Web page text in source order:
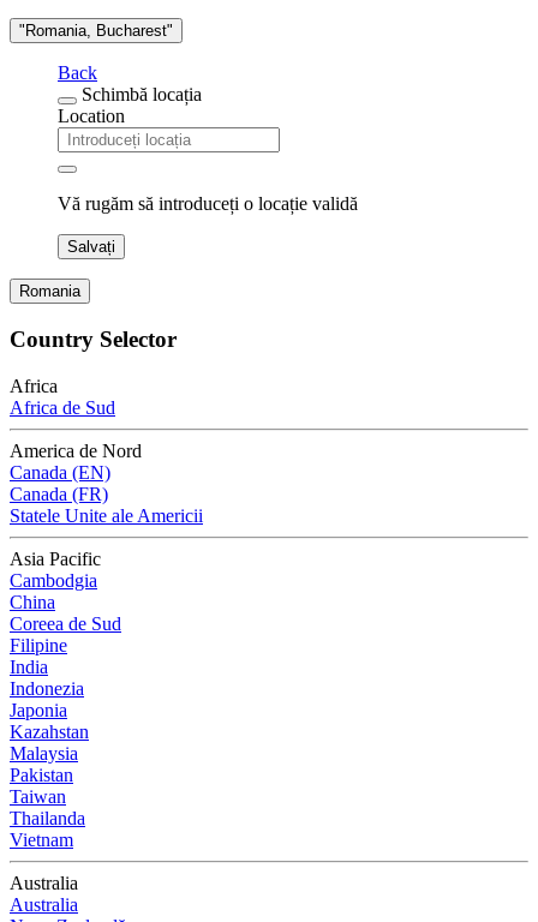
"Romania, Bucharest"
Back
Schimbă locația
Location
Vă rugăm să introduceți o locație validă
Salvați
Romania
Country Selector
Africa
Africa de Sud
America de Nord
Canada (EN)
Canada (FR)
Statele Unite ale Americii
Asia Pacific
Cambodgia
China
Coreea de Sud
Filipine
India
Indonezia
Japonia
Kazahstan
Malaysia
Pakistan
Taiwan
Thailanda
Vietnam
Australia
Australia